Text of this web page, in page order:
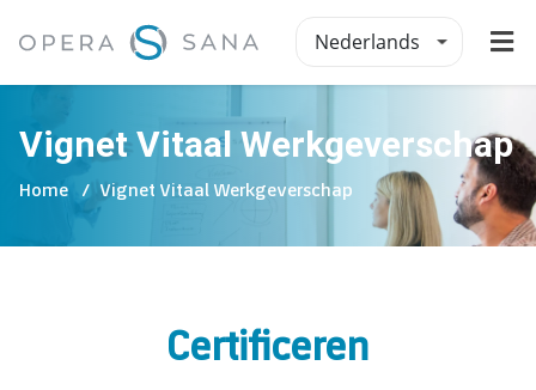
Nederlands
Vignet Vitaal Werkgeverschap
Home Vignet Vitaal Werkgeverschap
Certificeren